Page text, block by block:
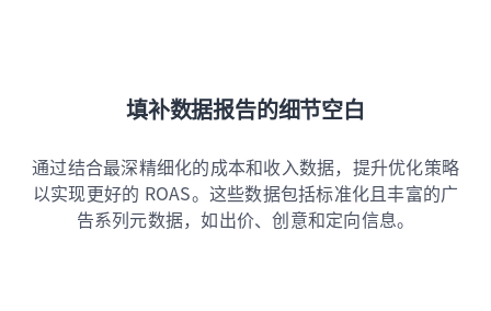
填补数据报告的细节空白
通过结合最深精细化的成本和收入数据，提升优化策略
以实现更好的 ROAS。这些数据包括标准化且丰富的广
告系列元数据，如出价、创意和定向信息。